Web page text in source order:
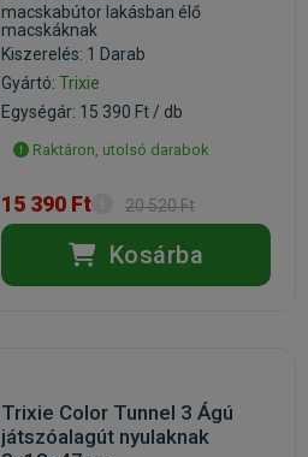
macskabútor lakásban élő
macskáknak
Kiszerelés: 1 Darab
Gyártó: Trixie
Egységár: 15 390 Ft / db
Raktáron, utolsó darabok
15 390 Ft 20 520 Ft
Kosárba
Trixie Color Tunnel 3 Ágú
játszóalagút nyulaknak